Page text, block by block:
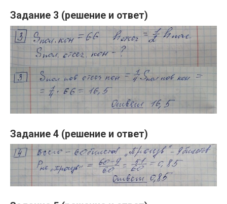
Задание 3 (решение и ответ)
Задание 4 (решение и ответ)